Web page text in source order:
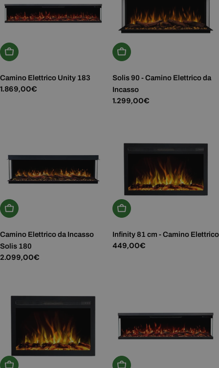
Aggiungi Al Carrello
Camino Elettrico Unity 183
Prezzo
1.869,00€
Aggiungi Al Carrello
Solis 90 - Camino Elettrico da
Incasso
Prezzo
1.299,00€
Aggiungi Al Carrello
Camino Elettrico da Incasso
Solis 180
Prezzo
2.099,00€
Aggiungi Al Carrello
Infinity 81 cm - Camino Elettrico
Prezzo
449,00€
Aggiungi Al Carrello Aggiungi Al Carrello